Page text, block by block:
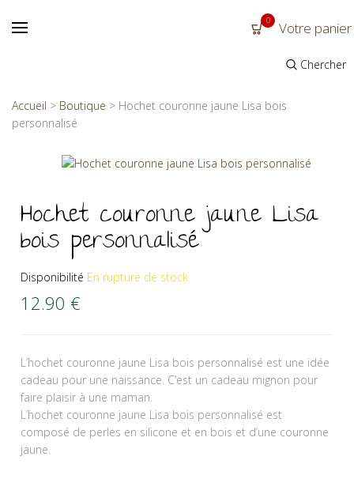
0 Votre panier
Chercher
Accueil > Boutique > Hochet couronne jaune Lisa bois
personnalisé
Hochet couronne jaune Lisa
bois personnalisé
Disponibilité En rupture de stock
12.90 €
L’hochet couronne jaune Lisa bois personnalisé est une idée
cadeau pour une naissance. C’est un cadeau mignon pour
faire plaisir à une maman.
L’hochet couronne jaune Lisa bois personnalisé est
composé de perles en silicone et en bois et d’une couronne
jaune.